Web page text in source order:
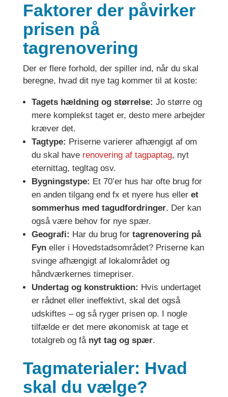
Faktorer der påvirker
prisen på
tagrenovering
Der er flere forhold, der spiller ind, når du skal
beregne, hvad dit nye tag kommer til at koste:
Tagets hældning og størrelse: Jo større og
mere komplekst taget er, desto mere arbejder
kræver det.
Tagtype: Priserne varierer afhængigt af om
du skal have renovering af tagpaptag, nyt
eternittag, tegltag osv.
Bygningstype: Et 70’er hus har ofte brug for
en anden tilgang end fx et nyere hus eller et
sommerhus med tagudfordringer. Der kan
også være behov for nye spær.
Geografi: Har du brug for tagrenovering på
Fyneller i Hovedstadsområdet? Priserne kan
svinge afhængigt af lokalområdet og
håndværkernes timepriser.
Undertag og konstruktion: Hvis undertaget
er rådnet eller ineffektivt, skal det også
udskiftes – og så ryger prisen op. I nogle
tilfælde er det mere økonomisk at tage et
totalgreb og få nyt tag og spær.
Tagmaterialer: Hvad
skal du vælge?